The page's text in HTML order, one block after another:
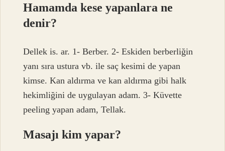
Hamamda kese yapanlara ne
denir?
Dellek is. ar. 1- Berber. 2- Eskiden berberliğin
yanı sıra ustura vb. ile saç kesimi de yapan
kimse. Kan aldırma ve kan aldırma gibi halk
hekimliğini de uygulayan adam. 3- Küvette
peeling yapan adam, Tellak.
Masajı kim yapar?